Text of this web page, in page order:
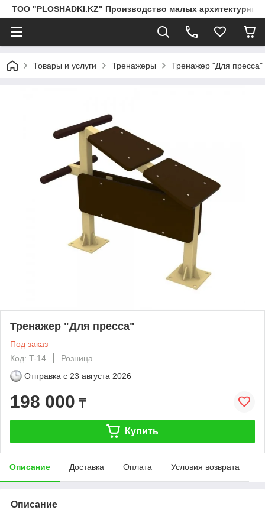
ТОО "PLOSHADKI.KZ" Производство малых
Товары и услуги Тренажеры Тренажер "Для пресса"
Тренажер "Для пресса"
Под заказ
Код: T-14
Розница
Отправка с 23 августа 2026
198 000 ₸
Купить
Описание Доставка Оплата Условия возврата
Описание